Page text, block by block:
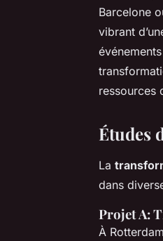
Barcelone
vibrant
ressources
Études
La
dans
Projet A:
À